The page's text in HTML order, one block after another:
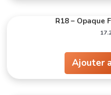
R18 – Opaque
Ajouter